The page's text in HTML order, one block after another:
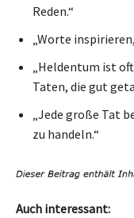
Reden.“
„Worte
„Heldentum ist
Taten, die gut
„Jede große Tat
zu handeln.“
Auch interessant: